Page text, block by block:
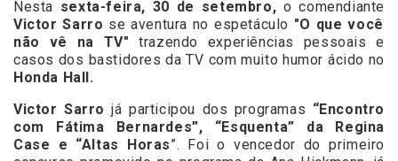
Nesta sexta-feira, 30 de setembro, o comendiante
Victor Sarro se aventura no espetáculo "O que você
não vê na TV" trazendo experiências pessoais e
casos dos bastidores da TV com muito humor ácido no
Honda Hall.
Victor Sarro já participou dos programas “Encontro
com Fátima Bernardes”, “Esquenta” da Regina
Case e “Altas Horas”. Foi o vencedor do primeiro